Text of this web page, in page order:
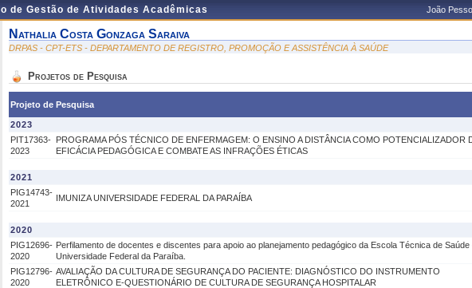
de Gestão de Atividades Acadêmicas João
Nathalia Costa Gonzaga Saraiva
DRPAS - CPT-ETS - DEPARTAMENTO DE REGISTRO, PROMOÇÃO E ASSISTÊNCIA À SAÚDE
Projetos de Pesquisa
Projeto de Pesquisa
2023
PIT17363-
2023
PROGRAMA PÓS TÉCNICO DE ENFERMAGEM: O ENSINO A DISTÂNCIA COMO POTENCIALIZADOR
EFICÁCIA PEDAGÓGICA E COMBATE AS INFRAÇÕES ÉTICAS
2021
PIG14743-
2021
IMUNIZA UNIVERSIDADE FEDERAL DA PARAÍBA
2020
PIG12696-
2020
Perfilamento de docentes e discentes para apoio ao planejamento pedagógico da Escola Técnica de Saúde
Universidade Federal da Paraíba.
PIG12796-
2020
AVALIAÇÃO DA CULTURA DE SEGURANÇA DO PACIENTE: DIAGNÓSTICO DO INSTRUMENTO
ELETRÔNICO E-QUESTIONÁRIO DE CULTURA DE SEGURANÇA HOSPITALAR